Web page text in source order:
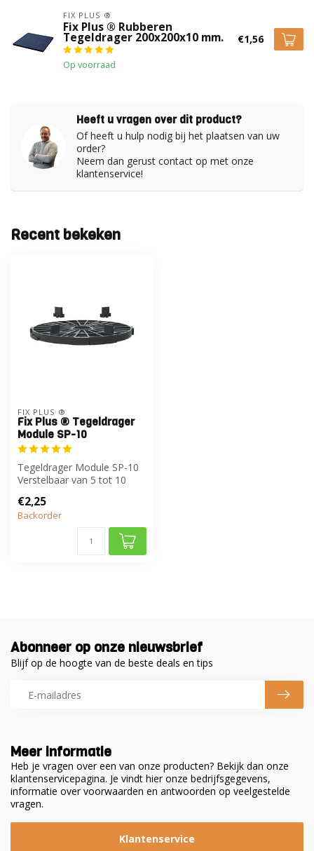
Geplaatst op 1 Juli 2019 at 09:51
"Super systeem
Tegeldragers functioneren uitstekend.
FIX PLUS ®
Fix Plus ® Rubberen
Tegeldrager 200x200x10 mm.
Op voorraad
€1,56
Heeft u vragen over dit product?
Of heeft u hulp nodig bij het plaatsen van uw
order?
Neem dan gerust contact op met onze
klantenservice!
Recent bekeken
FIX PLUS ®
Fix Plus ® Tegeldrager
Module SP-10
Tegeldrager Module SP-10
Verstelbaar van 5 tot 10
€2,25
Backorder
Meer informatie
Heb je vragen over een van onze producten? Bekijk dan onze
klantenservicepagina. Je vindt hier onze bedrijfsgegevens,
informatie over voorwaarden en antwoorden op veelgestelde
vragen.
Klantenservice
Abonneer op onze nieuwsbrief
Blijf op de hoogte van de beste deals en tips